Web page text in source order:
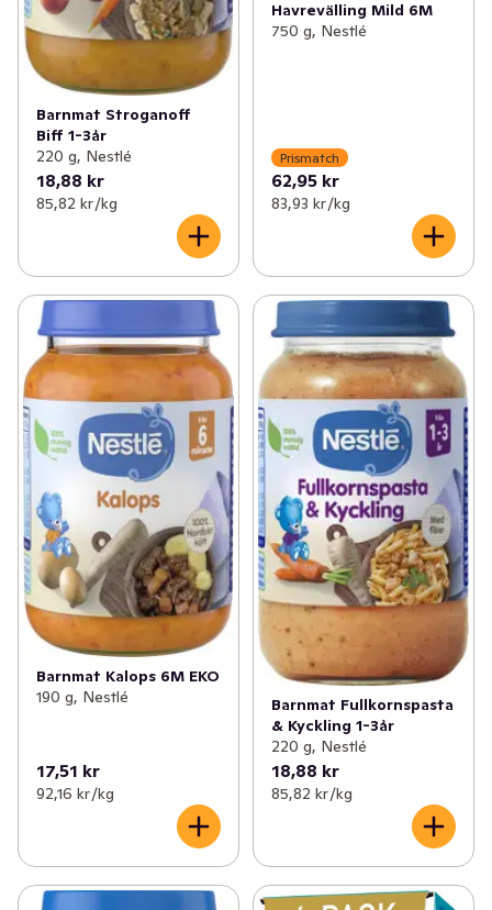
Barnmat Stroganoff
Biff 1-3år
220 g, Nestlé
18,88 kr
85,82 kr /kg
Havrevälling Mild 6M
750 g, Nestlé
Prismatch
62,95 kr
83,93 kr /kg
Barnmat Kalops 6M EKO
190 g, Nestlé
17,51 kr
92,16 kr /kg
Barnmat Fullkornspasta
& Kyckling 1-3år
220 g, Nestlé
18,88 kr
85,82 kr /kg